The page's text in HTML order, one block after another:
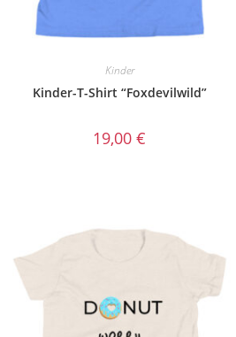
Kinder
Kinder-T-Shirt “Foxdevilwild”
19,00€